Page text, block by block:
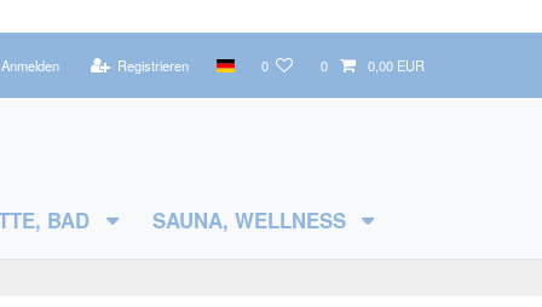
Anmelden Registrieren 0 0 0,00 EUR
BAD SAUNA, WELLNESS